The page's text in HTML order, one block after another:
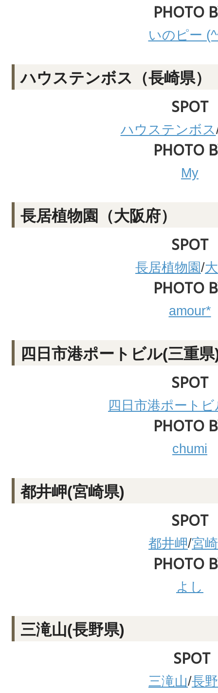
PHOTO
いのピー
ハウステンボス（長崎県）
SPOT
ハウステンボス
PHOTO
My
長居植物園（大阪府）
SPOT
長居植物園/
PHOTO
amour*
四日市港ポートビル(三重県
SPOT
四日市港ポートビ
PHOTO
chumi
都井岬(宮崎県)
SPOT
都井岬/宮
PHOTO
よし
三滝山(長野県)
SPOT
三滝山/長